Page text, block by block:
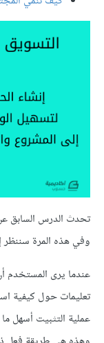
تحدث الدرس السابق
وفي هذه المرة سننظر
عندما يرى المستخدم
تعليمات حول كيفية
عملية التثبيت أسهل